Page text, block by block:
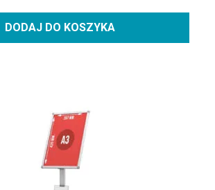
DODAJ DO KOSZYKA